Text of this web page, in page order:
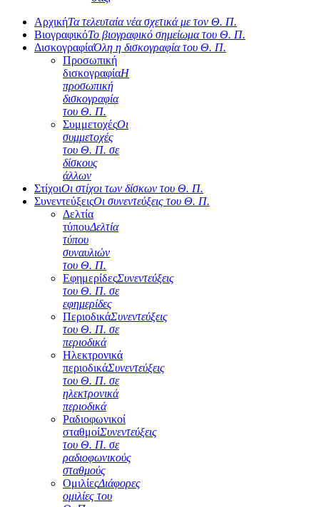
ΑρχικήΤα τελευταία νέα σχετικά με τον Θ. Π.
ΒιογραφικόΤο βιογραφικό σημείωμα του Θ. Π.
ΔισκογραφίαΌλη η δισκογραφία του Θ. Π.
Προσωπική
δισκογραφίαΗ
προσωπική
δισκογραφία
του Θ. Π.
ΣυμμετοχέςΟι
συμμετοχές
του Θ. Π. σε
δίσκους
άλλων
ΣτίχοιΟι στίχοι των δίσκων του Θ. Π.
ΣυνεντεύξειςΟι συνεντεύξεις του Θ. Π.
Δελτία
τύπουΔελτία
τύπου
συναυλιών
του Θ. Π.
ΕφημερίδεςΣυνεντεύξεις
του Θ. Π. σε
εφημερίδες
ΠεριοδικάΣυνεντεύξεις
του Θ. Π. σε
περιοδικά
Ηλεκτρονικά
περιοδικάΣυνεντεύξεις
του Θ. Π. σε
ηλεκτρονικά
περιοδικά
Ραδιοφωνικοί
σταθμοίΣυνεντεύξεις
του Θ. Π. σε
ραδιοφωνικούς
σταθμούς
ΟμιλίεςΔιάφορες
ομιλίες του